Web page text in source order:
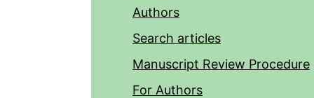
Authors
Search articles
Manuscript Review Procedure
For Authors